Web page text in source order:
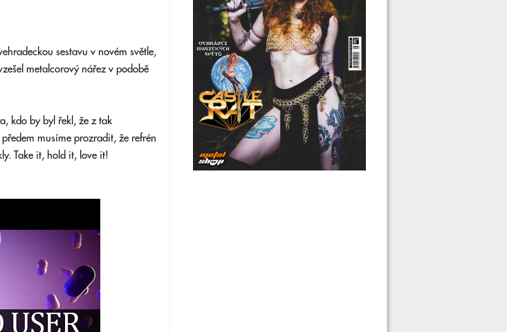
sestavu v novém světle,
metalcorový nářez v podobě
kdo by byl řekl, že z tak
musíme prozradit, že refrén
Take it, hold it, love it!